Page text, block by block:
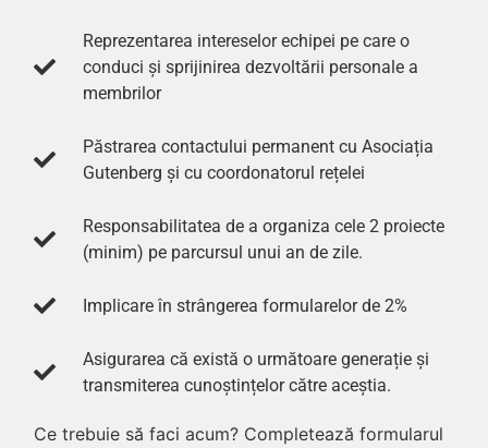
Reprezentarea intereselor echipei pe care o
conduci și sprijinirea dezvoltării personale a
membrilor
Păstrarea contactului permanent cu Asociația
Gutenberg și cu coordonatorul rețelei
Responsabilitatea de a organiza cele 2 proiecte
(minim) pe parcursul unui an de zile.
Implicare în strângerea formularelor de 2%
Asigurarea că există o următoare generație și
transmiterea cunoștințelor către aceștia.
Ce trebuie să faci acum? Completează formularul